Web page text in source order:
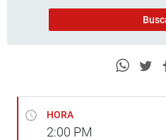
HORA
2:00 PM